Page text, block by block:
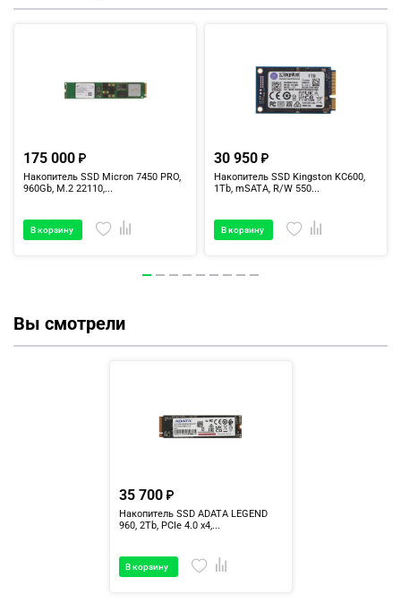
175 000
Накопитель SSD Micron 7450 PRO,
960Gb, M.2 22110,...
В корзину
30 950
Накопитель SSD Kingston KC600,
1Tb, mSATA, R/W 550...
В корзину
Вы смотрели
35 700
Накопитель SSD ADATA LEGEND
960, 2Tb, PCIe 4.0 x4,...
В корзину